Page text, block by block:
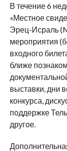
В течение 6
«Местное
Эрец-Исраль
мероприятия
входного
ближе
выставки, дни
конкурса,
поддержке
другое.